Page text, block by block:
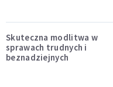
Skuteczna modlitwa w
sprawach trudnych i
beznadziejnych